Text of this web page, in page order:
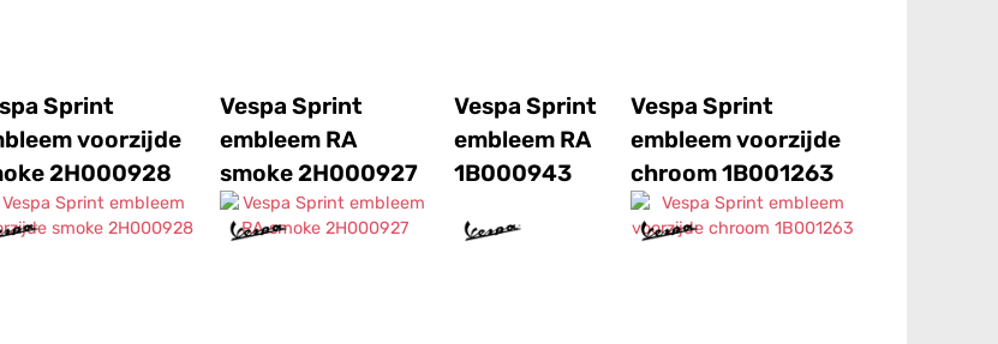
Sprint
voorzijde
2H000928
Vespa Sprint
embleem RA
smoke 2H000927
Vespa Sprint
embleem RA
1B000943
Vespa Sprint
embleem voorzijde
chroom 1B001263